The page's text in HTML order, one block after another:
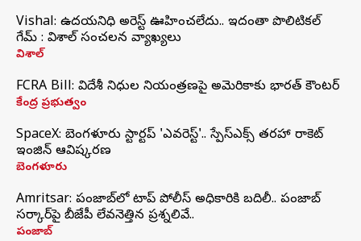
Vishal: ఉదయనిధి అరెస్ట్‌ ఊహించలేదు.. ఇదంతా పొలిటికల్
గేమ్ : విశాల్ సంచలన వ్యాఖ్యలు
విశాల్
FCRA Bill: విదేశీ నిధుల నియంత్రణపై అమెరికాకు భారత్‌ కౌంటర్
కేంద్ర ప్రభుత్వం
SpaceX: బెంగళూరు స్టార్టప్‌ 'ఎవరెస్ట్'.. స్పేస్‌ఎక్స్ తరహా రాకెట్‌
ఇంజిన్‌ ఆవిష్కరణ
బెంగళూరు
Amritsar: పంజాబ్‌లో టాప్ పోలీస్ అధికారికి బదిలీ.. పంజాబ్
సర్కార్‌పై బీజేపీ లేవనెత్తిన ప్రశ్నలివే..
పంజాబ్